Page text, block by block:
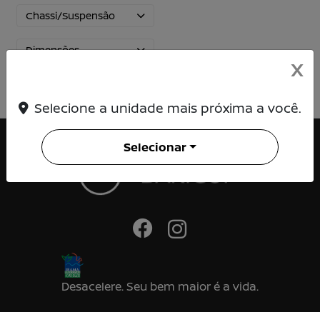
Chassi/Suspensão
Dimensões
Desacelere. Seu bem maior é a vida.
X
Selecione a unidade mais próxima a você.
Selecionar